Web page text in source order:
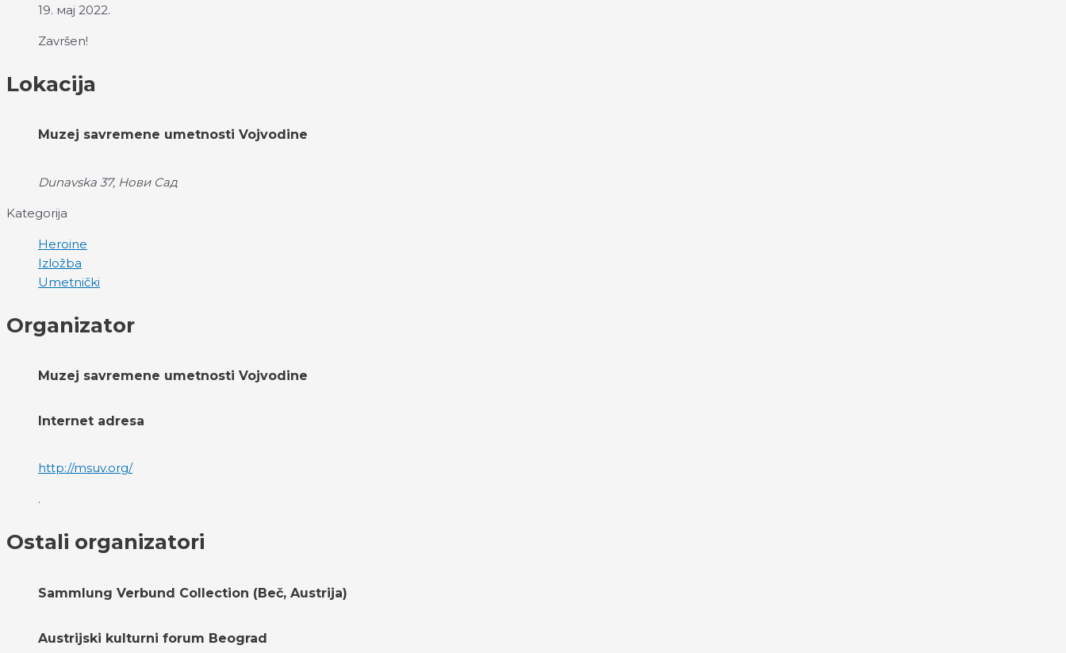
19. мај 2022.
Završen!
Lokacija
Muzej savremene umetnosti Vojvodine
Dunavska 37, Нови Сад
Kategorija
Heroine
Izložba
Umetnički
Organizator
Muzej savremene umetnosti Vojvodine
Internet adresa
http://msuv.org/
.
Ostali organizatori
Sammlung Verbund Collection (Beč, Austrija)
Austrijski kulturni forum Beograd